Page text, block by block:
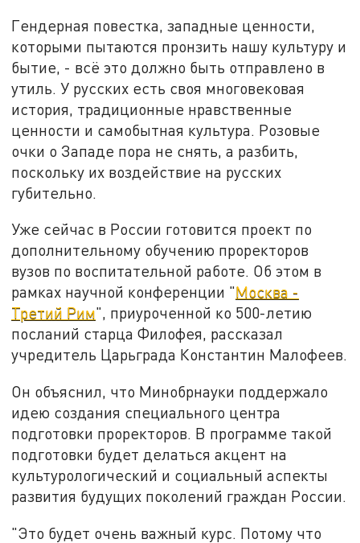
Гендерная повестка, западные ценности,
которыми пытаются пронзить нашу культуру и
бытие, - всё это должно быть отправлено в
утиль. У русских есть своя многовековая
история, традиционные нравственные
ценности и самобытная культура. Розовые
очки о Западе пора не снять, а разбить,
поскольку их воздействие на русских
губительно.
Уже сейчас в России готовится проект по
дополнительному обучению проректоров
вузов по воспитательной работе. Об этом в
рамках научной конференции "Москва -
Третий Рим", приуроченной ко 500-летию
посланий старца Филофея, рассказал
учредитель Царьграда Константин Малофеев.
Он объяснил, что Минобрнауки поддержало
идею создания специального центра
подготовки проректоров. В программе такой
подготовки будет делаться акцент на
культурологический и социальный аспекты
развития будущих поколений граждан России.
"Это будет очень важный курс. Потому что